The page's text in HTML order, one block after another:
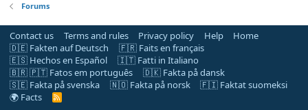
Forums
Contact us Terms and rules Privacy policy Help
Home
🇩🇪 Fakten auf Deutsch
🇫🇷 Faits en français
🇪🇸 Hechos en Español
🇮🇹 Fatti in Italiano
🇧🇷 🇵🇹 Fatos em português
🇩🇰 Fakta på dansk
🇸🇪 Fakta på svenska
🇳🇴 Fakta på norsk
🇫🇮 Faktat suomeksi
🌍 Facts
R